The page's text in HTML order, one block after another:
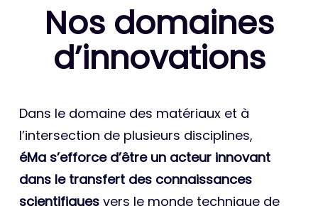
Nos domaines
d’innovations
Dans le domaine des matériaux et à
l’intersection de plusieurs disciplines,
éMa s’efforce d’être un acteur innovant
dans le transfert des connaissances
scientifiques vers le monde technique de